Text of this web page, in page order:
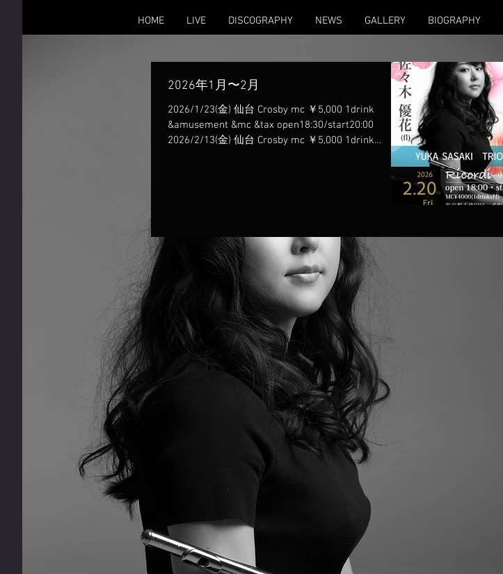
HOME LIVE DISCOGRAPHY NEWS GALLERY BIOGRAPHY
2026年1月〜2月
2026/1/23(金) 仙台 Crosby mc ￥5,000 1drink
&amusement &mc &tax open18:30/start20:00
2026/2/13(金) 仙台 Crosby mc ￥5,000 1drink